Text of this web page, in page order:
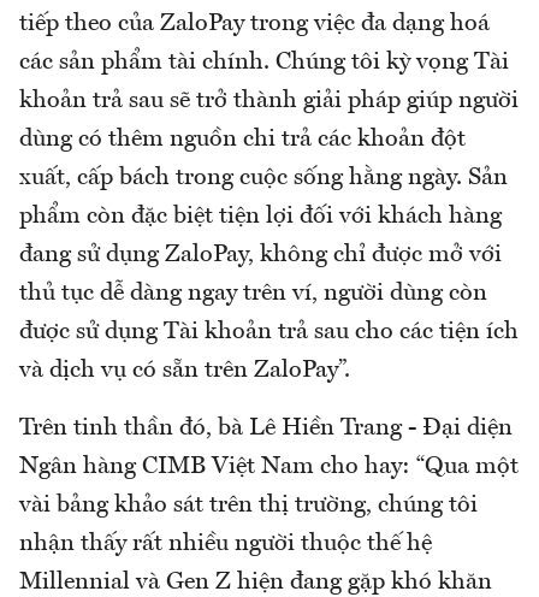
tiếp theo của ZaloPay trong việc đa dạng hoá
các sản phẩm tài chính. Chúng tôi kỳ vọng Tài
khoản trả sau sẽ trở thành giải pháp giúp người
dùng có thêm nguồn chi trả các khoản đột
xuất, cấp bách trong cuộc sống hằng ngày. Sản
phẩm còn đặc biệt tiện lợi đối với khách hàng
đang sử dụng ZaloPay, không chỉ được mở với
thủ tục dễ dàng ngay trên ví, người dùng còn
được sử dụng Tài khoản trả sau cho các tiện ích
và dịch vụ có sẵn trên ZaloPay”.
Trên tinh thần đó, bà Lê Hiền Trang - Đại diện
Ngân hàng CIMB Việt Nam cho hay: “Qua một
vài bảng khảo sát trên thị trường, chúng tôi
nhận thấy rất nhiều người thuộc thế hệ
Millennial và Gen Z hiện đang gặp khó khăn